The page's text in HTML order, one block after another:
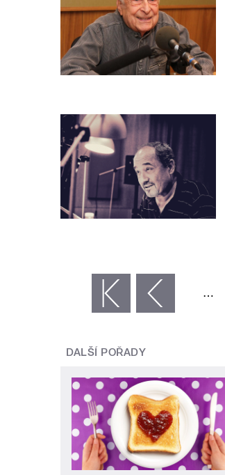
‹ předchozí …
DALŠÍ POŘADY